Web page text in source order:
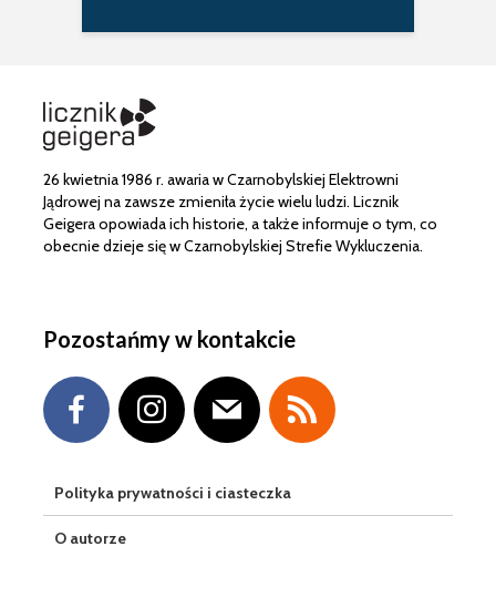
26 kwietnia 1986 r. awaria w Czarnobylskiej Elektrowni
Jądrowej na zawsze zmieniła życie wielu ludzi. Licznik
Geigera opowiada ich historie, a także informuje o tym, co
obecnie dzieje się w Czarnobylskiej Strefie Wykluczenia.
Pozostańmy w kontakcie
Polityka prywatności i ciasteczka
O autorze